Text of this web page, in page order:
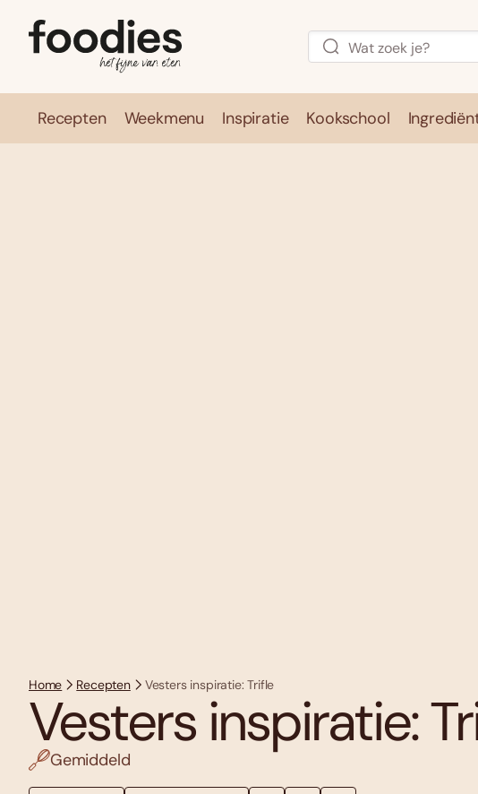
Recepten Weekmenu Inspiratie Kookschool
Home Recepten Vesters inspiratie: Trifle
Vesters inspiratie:
Gemiddeld